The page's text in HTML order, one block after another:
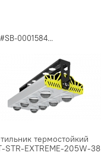
0001584...
термостойкий
STR-EXTREME-205W-38